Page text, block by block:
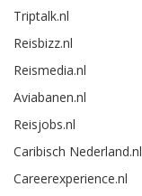
Triptalk.nl
Reisbizz.nl
Reismedia.nl
Aviabanen.nl
Reisjobs.nl
Caribisch Nederland.nl
Careerexperience.nl